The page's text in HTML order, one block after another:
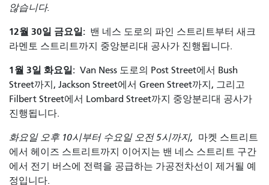
않습니다.
12월 30일 금요일: 밴 네스 도로의 파인 스트리트부터 새크
라멘토 스트리트까지 중앙분리대 공사가 진행됩니다.
1월 3일 화요일: Van Ness 도로의 Post Street에서 Bush
Street까지, Jackson Street에서 Green Street까지, 그리고
Filbert Street에서 Lombard Street까지 중앙분리대 공사가
진행됩니다.
화요일 오후 10시부터 수요일 오전 5시까지,
마켓 스트리트
에서 헤이즈 스트리트까지 이어지는 밴 네스 스트리트 구간
에서 전기 버스에 전력을 공급하는 가공전차선이 제거될 예
정입니다.